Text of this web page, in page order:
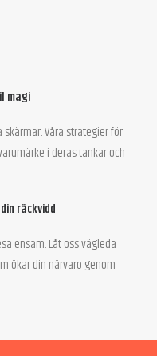
magi
Våra strategier för
i deras tankar och
räckvidd
ensam. Låt oss vägleda
ökar din närvaro genom